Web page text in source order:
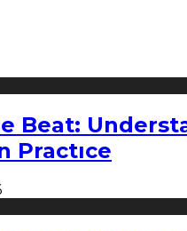
Beat:
Practıce